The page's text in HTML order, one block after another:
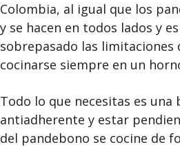
Colombia, al igual que los
y se hacen en todos lados y
sobrepasado las limitaciones
cocinarse siempre en un
Todo lo que necesitas es una
antiadherente y estar
del pandebono se cocine de